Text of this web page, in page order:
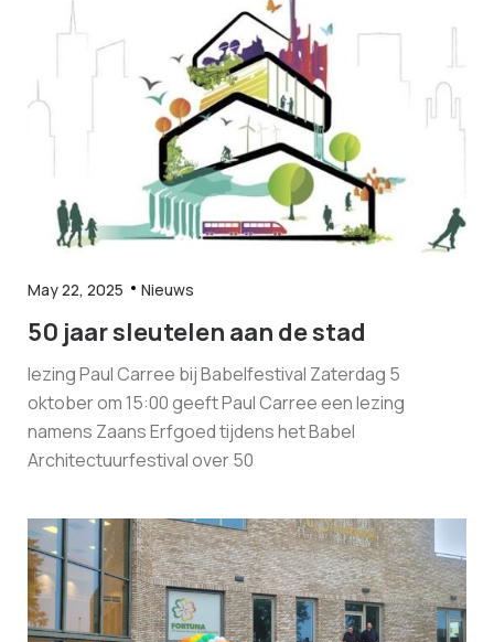
May 22, 2025 Nieuws
50 jaar sleutelen aan de stad
lezing Paul Carree bij Babelfestival Zaterdag 5
oktober om 15:00 geeft Paul Carree een lezing
namens Zaans Erfgoed tijdens het Babel
Architectuurfestival over 50